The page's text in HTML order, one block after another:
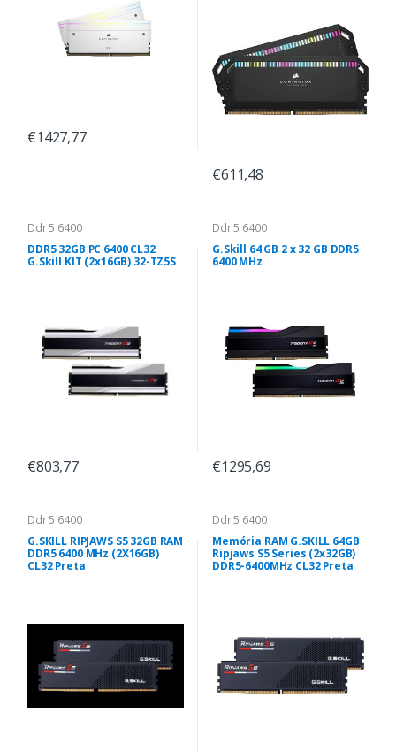
€1427,77
€611,48
Ddr 5 6400
DDR5 32GB PC 6400 CL32
G.Skill KIT (2x16GB) 32-TZ5S
€803,77
Ddr 5 6400
G.Skill 64 GB 2 x 32 GB DDR5
6400 MHz
€1295,69
Ddr 5 6400
G.SKILL RIPJAWS S5 32GB RAM
DDR5 6400 MHz (2X16GB)
CL32 Preta
Ddr 5 6400
Memória RAM G.SKILL 64GB
Ripjaws S5 Series (2x32GB)
DDR5-6400MHz CL32 Preta